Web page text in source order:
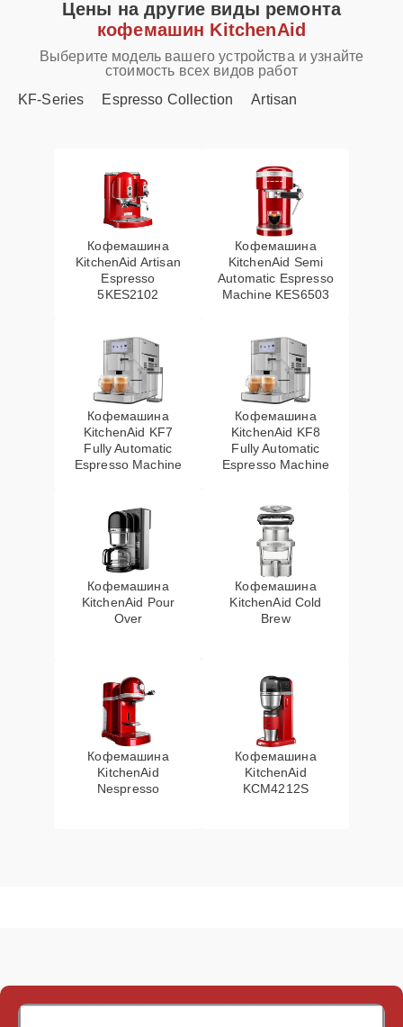
Цены на другие виды ремонта
кофемашин KitchenAid
Выберите модель вашего устройства и узнайте
стоимость всех видов работ
KF-Series
Espresso Collection Artisan
Кофемашина
KitchenAid Artisan
Espresso
5KES2102
Кофемашина
KitchenAid Semi
Automatic Espresso
Machine KES6503
Кофемашина
KitchenAid KF7
Fully Automatic
Espresso Machine
Кофемашина
KitchenAid KF8
Fully Automatic
Espresso Machine
Кофемашина
KitchenAid Pour
Over
Кофемашина
KitchenAid Cold
Brew
Кофемашина
KitchenAid
Nespresso
Кофемашина
KitchenAid
KCM4212S